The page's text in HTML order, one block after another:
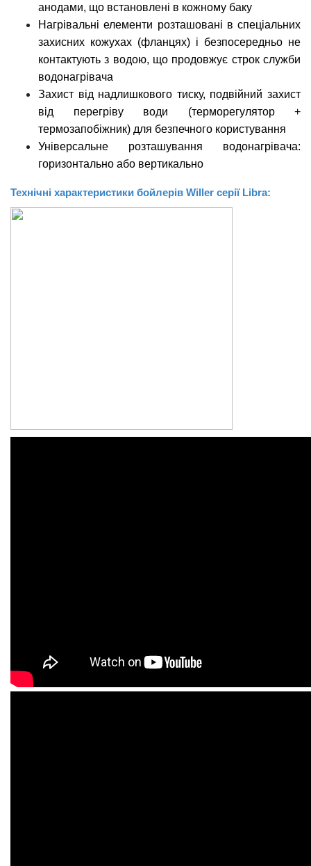
анодами, що встановлені в кожному баку
Нагрівальні елементи розташовані в спеціальних
захисних кожухах (фланцях) і безпосередньо не
контактують з водою, що продовжує строк служби
водонагрівача
Захист від надлишкового тиску, подвійний захист
від перегріву води (терморегулятор +
термозапобіжник) для безпечного користування
Універсальне розташування водонагрівача:
горизонтально або вертикально
Технічні характеристики бойлерів Willer серії Libra: